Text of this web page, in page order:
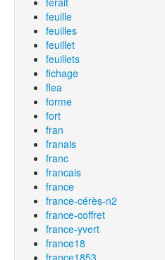
feuille
feuilles
feuillet
feuillets
fichage
flea
forme
fort
fran
franais
franc
francais
france
france-cérès-n2
france-coffret
france-yvert
france18
france1853